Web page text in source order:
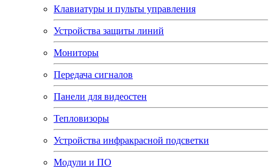
Клавиатуры и пульты управления
Устройства защиты линий
Мониторы
Передача сигналов
Панели для видеостен
Тепловизоры
Устройства инфракрасной подсветки
Модули и ПО